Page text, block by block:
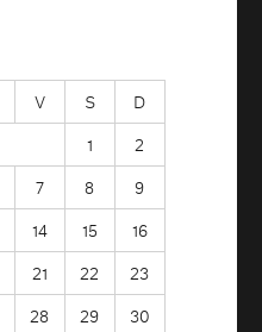
V S
D
1
2
7 8
9
14 15
16
21 22
23
28 29
30